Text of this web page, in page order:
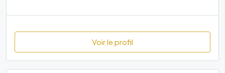
Voir le profil